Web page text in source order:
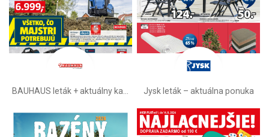
Jysk leták – aktuálna ponuka